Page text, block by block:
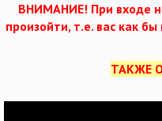
ВНИМАНИЕ! При входе
произойти, т.е. вас как
ТАКЖЕ